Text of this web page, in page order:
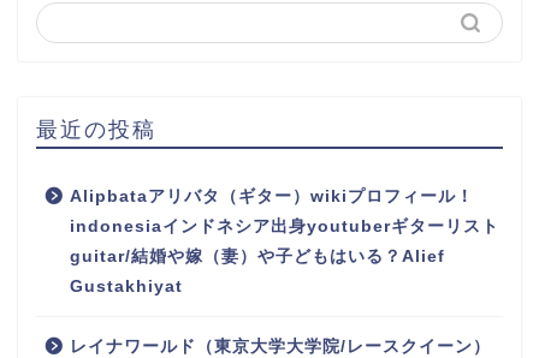
最近の投稿
Alipbataアリバタ（ギター）wikiプロフィール！
indonesiaインドネシア出身youtuberギターリスト
guitar/結婚や嫁（妻）や子どもはいる？Alief
Gustakhiyat
レイナワールド（東京大学大学院/レースクイーン）